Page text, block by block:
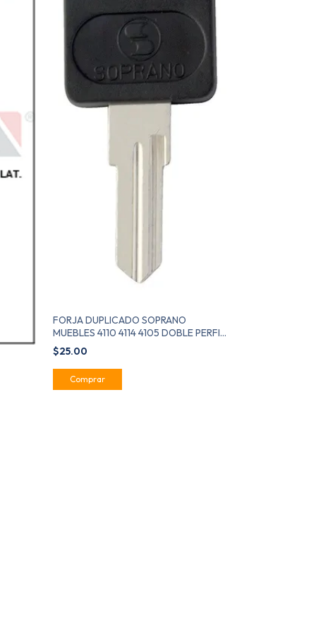
FORJA DUPLICADO SOPRANO
MUEBLES 4110 4114 4105 DOBLE PERFIL
6702-0068-01
$25.00